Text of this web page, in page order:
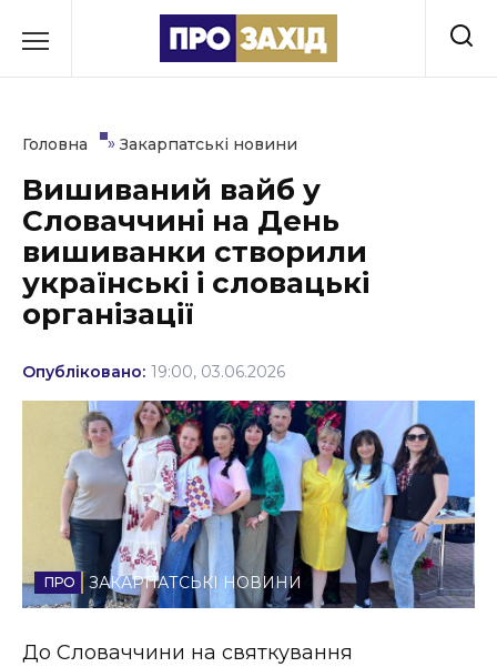
до
Культура
Освіта
Події
Політика
Соціум
Спорт
Стиль життя
Втрачений Ужгород
Головна » Закарпатські новини
Вишиваний вайб у
Словаччині на День
вишиванки створили
українські і словацькі
організації
Опубліковано: 19:00, 03.06.2026
ЗАКАРПАТСЬКІ НОВИНИ
До Словаччини на святкування